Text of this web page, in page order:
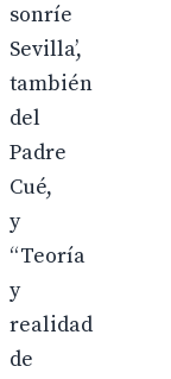
sonríe
Sevilla’,
también
del
Padre
Cué,
y
“Teoría
y
realidad
de